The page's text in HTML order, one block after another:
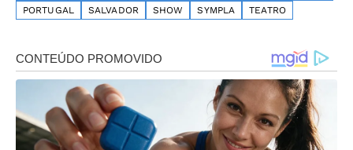
PORTUGAL
SALVADOR SHOW SYMPLA TEATRO